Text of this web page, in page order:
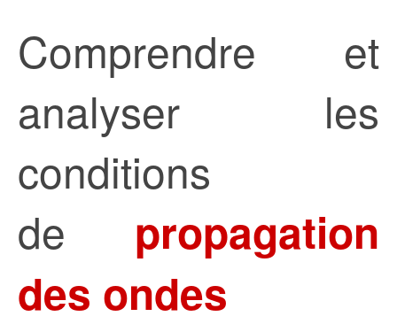
Comprendre et
analyser les
conditions
de propagation
des ondes